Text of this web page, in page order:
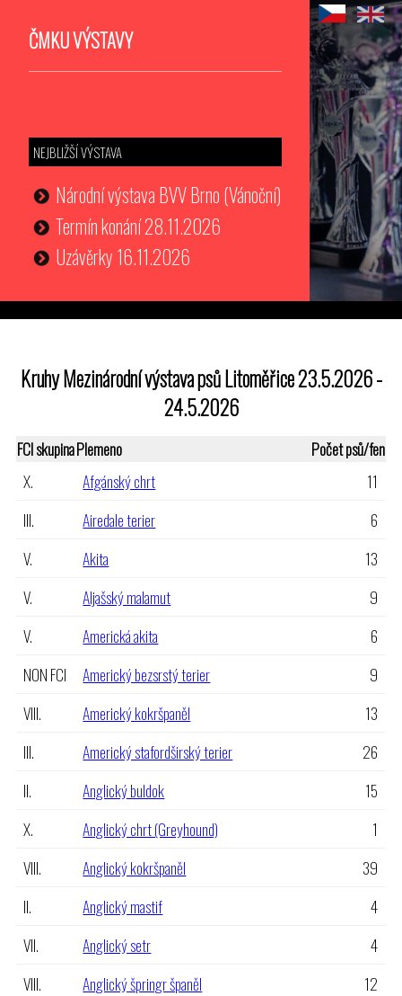
ČMKU VÝSTAVY
NEJBLIŽŠÍ VÝSTAVA
Národní výstava BVV Brno (Vánoční)
Termín konání 28.11.2026
Uzávěrky 16.11.2026
Kruhy Mezinárodní výstava psů Litoměřice 23.5.2026 -
24.5.2026
FCI skupinaPlemeno
Počet psů/fen
X.
Afgánský chrt
11
III.
Airedale terier
6
V.
Akita
13
V.
Aljašský malamut
9
V.
Americká akita
6
NON FCI
Americký bezsrstý terier
9
VIII.
Americký kokršpaněl
13
III.
Americký stafordširský terier
26
II.
Anglický buldok
15
X.
Anglický chrt (Greyhound)
1
VIII.
Anglický kokršpaněl
39
II.
Anglický mastif
4
VII.
Anglický setr
4
VIII.
Anglický špringr španěl
12